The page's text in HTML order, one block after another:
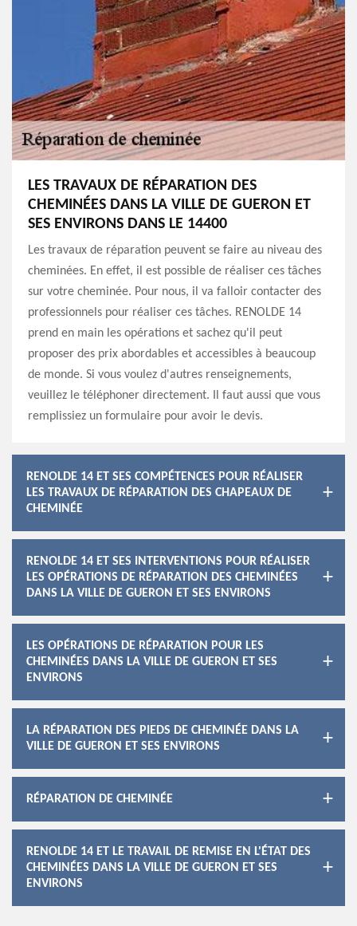
LES TRAVAUX DE RÉPARATION DES
CHEMINÉES DANS LA VILLE DE GUERON ET
SES ENVIRONS DANS LE 14400
Les travaux de réparation peuvent se faire au niveau des
cheminées. En effet, il est possible de réaliser ces tâches
sur votre cheminée. Pour nous, il va falloir contacter des
professionnels pour réaliser ces tâches. RENOLDE 14
prend en main les opérations et sachez qu'il peut
proposer des prix abordables et accessibles à beaucoup
de monde. Si vous voulez d'autres renseignements,
veuillez le téléphoner directement. Il faut aussi que vous
remplissiez un formulaire pour avoir le devis.
RENOLDE 14 ET SES COMPÉTENCES POUR RÉALISER
LES TRAVAUX DE RÉPARATION DES CHAPEAUX DE
CHEMINÉE
RENOLDE 14 ET SES INTERVENTIONS POUR RÉALISER
LES OPÉRATIONS DE RÉPARATION DES CHEMINÉES
DANS LA VILLE DE GUERON ET SES ENVIRONS
LES OPÉRATIONS DE RÉPARATION POUR LES
CHEMINÉES DANS LA VILLE DE GUERON ET SES
ENVIRONS
LA RÉPARATION DES PIEDS DE CHEMINÉE DANS LA
VILLE DE GUERON ET SES ENVIRONS
RÉPARATION DE CHEMINÉE
RENOLDE 14 ET LE TRAVAIL DE REMISE EN L'ÉTAT DES
CHEMINÉES DANS LA VILLE DE GUERON ET SES
ENVIRONS